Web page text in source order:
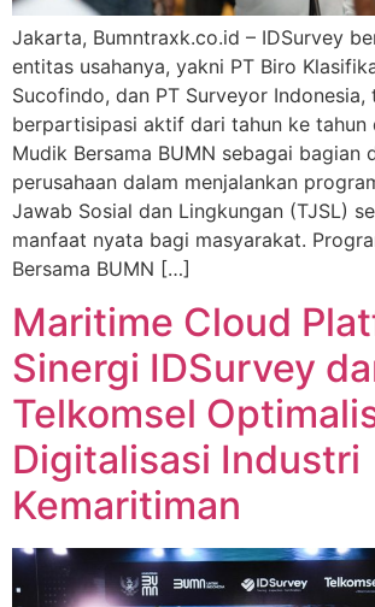
Jakarta, Bumntraxk.co.id – IDSurvey
entitas usahanya, yakni PT Biro
Sucofindo, dan PT Surveyor Indonesia,
berpartisipasi aktif dari tahun ke tahun
Mudik Bersama BUMN sebagai bagian
perusahaan dalam menjalankan
Jawab Sosial dan Lingkungan (TJSL)
manfaat nyata bagi masyarakat.
Bersama BUMN […]
Maritime Cloud
Sinergi IDSurvey
Telkomsel
Digitalisasi Industri
Kemaritiman